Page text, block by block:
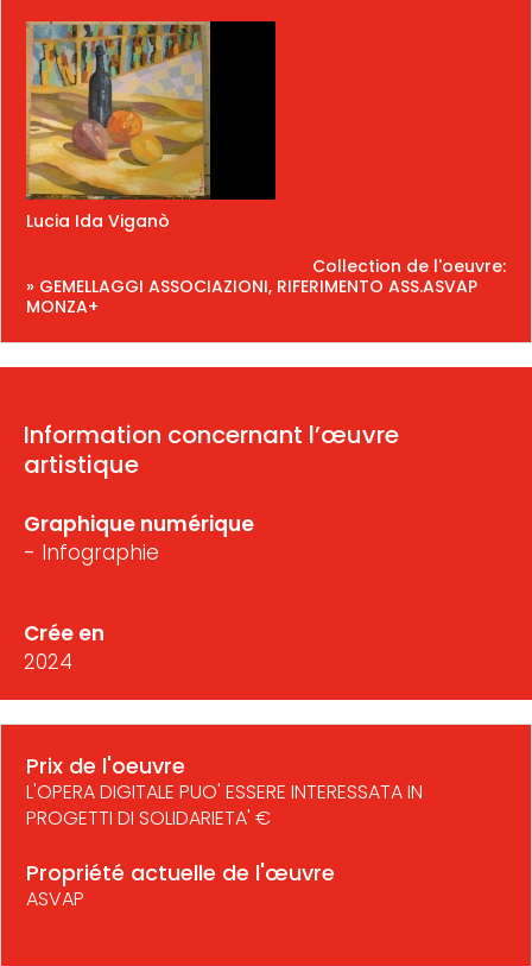
Lucia Ida Viganò
Collection de l'oeuvre:
» GEMELLAGGI ASSOCIAZIONI, RIFERIMENTO ASS.ASVAP
MONZA+
Information concernant l’œuvre
artistique
Graphique numérique
- Infographie
Crée en
2024
Prix de l'oeuvre
L'OPERA DIGITALE PUO' ESSERE INTERESSATA IN
PROGETTI DI SOLIDARIETA' €
Propriété actuelle de l'œuvre
ASVAP